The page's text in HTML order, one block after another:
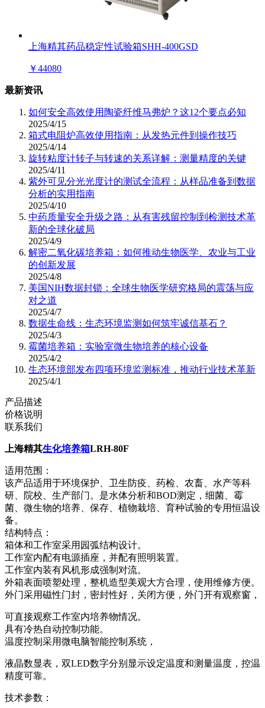
上海精其药品稳定性试验箱SHH-400GSD
￥44080
最新资讯
如何安全高效使用陶瓷纤维马弗炉？这12个要点必知
2025/4/15
箱式电阻炉高效使用指南：从发热元件到操作技巧
2025/4/14
旋转粘度计转子与转速的关系详解：测量精度的关键
2025/4/11
紫外可见分光光度计的测试全流程：从样品准备到数据
分析的实用指南
2025/4/10
中药质量安全升级之路：从有害残留控制到检测技术革
新的全球化破局
2025/4/9
解密二氧化碳培养箱：如何推动生物医学、农业与工业
的创新发展
2025/4/8
美国NIH数据封锁：全球生物医学研究格局的震荡与应
对之道
2025/4/7
数据生命线：生态环境监测如何筑牢诚信基石？
2025/4/3
霉菌培养箱：实验室微生物培养的核心设备
2025/4/2
生态环境部发布四项环境监测标准，推动行业技术革新
2025/4/1
产品描述
价格说明
联系我们
上海精其生化培养箱LRH-80F
适用范围：
该产品适用于环境保护、卫生防疫、药检、农畜、水产等科
研、院校、生产部门。是水体分析和BOD测定，细菌、霉
菌、微生物的培养、保存、植物栽培、育种试验的专用恒温设
备。
结构特点：
箱体和工作室采用园弧结构设计。
工作室内配有电源插座，并配有照明装置。
工作室内装有风机形成强制对流。
外箱表面喷塑处理，整机造型美观大方合理，使用维修方便。
外门采用磁性门封，密封性好，关闭方便，外门开有观察窗，
可直接观察工作室内培养物情况。
具有冷热自动控制功能。
温度控制采用微电脑智能控制系统，
液晶数显表，双LED数字分别显示设定温度和测量温度，控温
精度可靠。
技术参数：